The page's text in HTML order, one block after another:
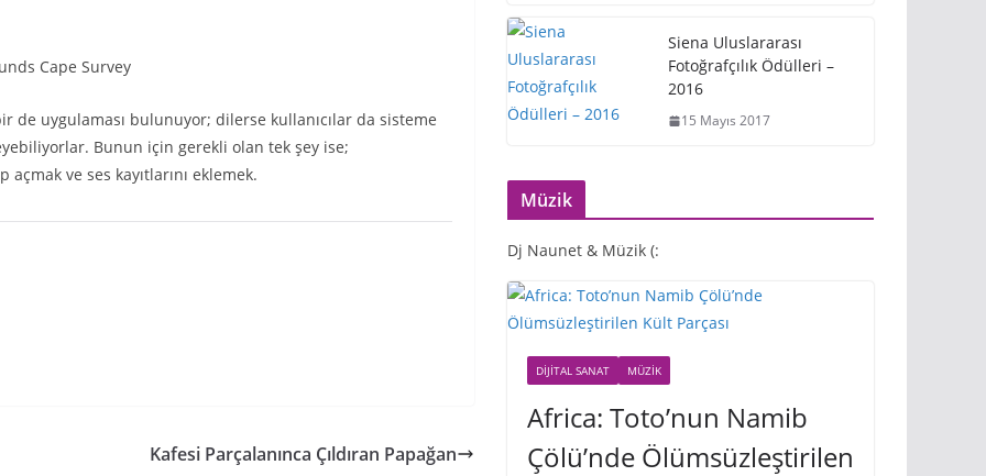
de uygulaması bulunuyor; dilerse kullanıcılar da sisteme
Bunun için gerekli olan tek şey ise;
ve ses kayıtlarını eklemek.
Kafesi Parçalanınca Çıldıran Papağan
Siena Uluslararası
Fotoğrafçılık Ödülleri –
2016
15 Mayıs 2017
Müzik
Dj Naunet & Müzik (:
DIJITAL SANAT MÜZIK
Africa: Toto’nun Namib
Çölü’nde Ölümsüzleştirilen